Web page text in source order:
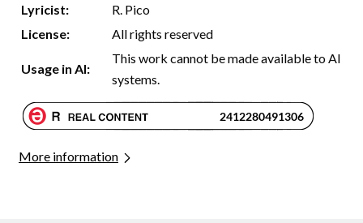
Lyricist:
R. Pico
License:
All rights reserved
Usage in AI:
This work cannot be made available to AI
systems.
More information